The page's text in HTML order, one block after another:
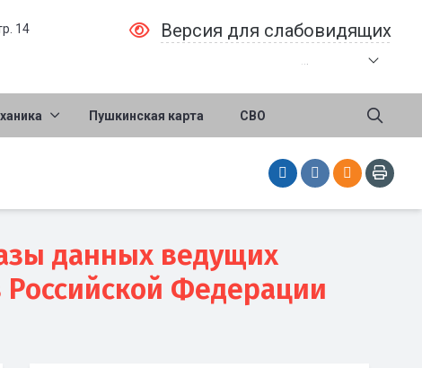
14
Версия для слабовидящих
Пушкинская карта СВО
данных ведущих
Федерации